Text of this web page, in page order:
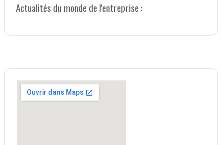
Actualités du monde de l'entreprise :